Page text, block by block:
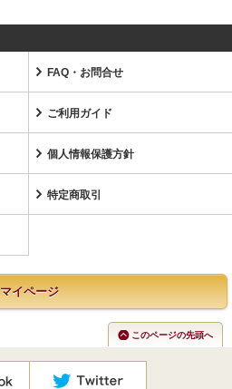
FAQ・お問合せ
ご利用ガイド
個人情報保護方針
特定商取引
マイページ
このページの先頭へ